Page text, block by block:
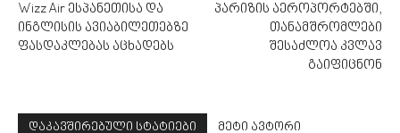
Wizz Air ესპანეთისა და
ინგლისის ავიაბილეთებზე
ფასდაკლებას აცხადებს
პარიზის აეროპორტებში,
თანამშრომლები
შესაძლოა კვლავ
გაიფიცნონ
დაკავშირებული სტატიები მეტი ავტორი